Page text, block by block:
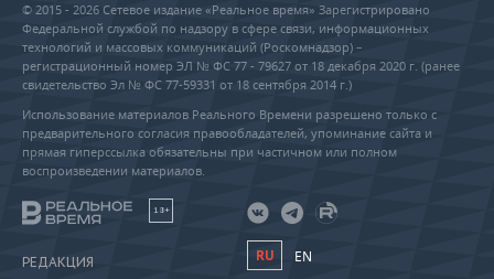
© 2015 - 2026 Сетевое издание «Реальное время» Зарегистрировано
Федеральной службой по надзору в сфере связи, информационных
технологий и массовых коммуникаций (Роскомнадзор) –
регистрационный номер ЭЛ № ФС 77 - 79627 от 18 декабря 2020 г. (ранее
свидетельство Эл № ФС 77-59331 от 18 сентября 2014 г.)
Использование материалов Реального Времени разрешено только с
предварительного согласия правообладателей, упоминание сайта и
прямая гиперссылка обязательны при частичном или полном
воспроизведении материалов.
18+
РЕДАКЦИЯ RU EN